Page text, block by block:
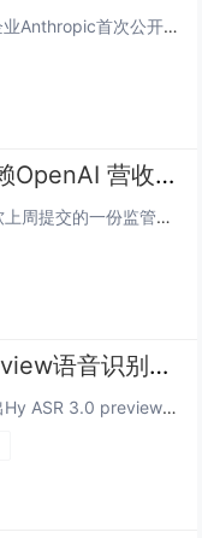
快科技8月6日消息，据媒体报道，AI初创企业Anthropic首次公开确认，将组建专属内部团队，为旗下Claude大模型量身打造定制化AI芯片，正式落地自研芯片布局。此举依托自研硬件补足算力短板，充分适配Claude模型持续攀升的大规模训练...
微软AI营收首度揭密：严重依赖OpenAI 营收占比或达70%
快科技8月6日消息，据媒体报道，根据微软上周提交的一份监管文件，在截至2026年6月的财年内，公司从OpenAI获得的营收达241亿美元。这一数字意味着，OpenAI已贡献微软AI业务总营收的半数以上，占比甚至可能高达约70%。该数据一经披...
腾讯元宝上线Hy ASR 3.0 preview语音识别模型：各种方言、复杂环境都能听清
快科技8月6日消息，腾讯混元日前正式推出Hy ASR 3.0 preview语音识别模型，已率先落地腾讯元宝App面向全部用户免费使用。依托Hy3基座大模型打通声学识别与语义理解，彻底摆脱传统语音识别生硬转写短板，在多方言口音、嘈杂收音、远...